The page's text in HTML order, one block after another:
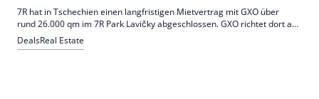
7R hat in Tschechien einen langfristigen Mietvertrag mit GXO über
rund 26.000 qm im 7R Park Lavičky abgeschlossen. GXO richtet dort an
der D1 zwischen Brünn und Prag ein hochmodernes 3PL-
Logistikzentrum für L’Oréal ein; das Areal entsteht gemeinsam mit
DealsReal Estate